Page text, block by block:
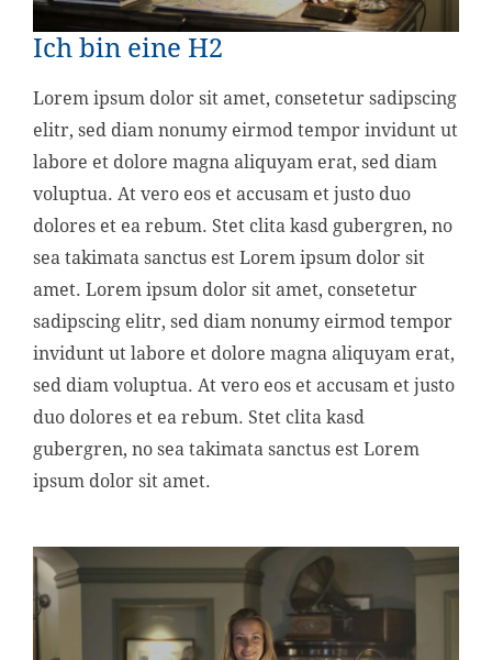
Ich bin eine H2
Lorem ipsum dolor sit amet, consetetur sadipscing
elitr, sed diam nonumy eirmod tempor invidunt ut
labore et dolore magna aliquyam erat, sed diam
voluptua. At vero eos et accusam et justo duo
dolores et ea rebum. Stet clita kasd gubergren, no
sea takimata sanctus est Lorem ipsum dolor sit
amet. Lorem ipsum dolor sit amet, consetetur
sadipscing elitr, sed diam nonumy eirmod tempor
invidunt ut labore et dolore magna aliquyam erat,
sed diam voluptua. At vero eos et accusam et justo
duo dolores et ea rebum. Stet clita kasd
gubergren, no sea takimata sanctus est Lorem
ipsum dolor sit amet.